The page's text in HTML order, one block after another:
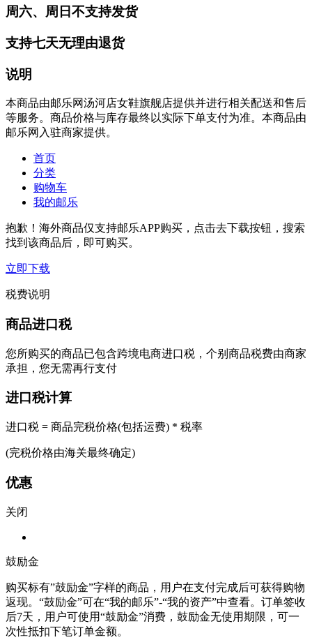
周六、周日不支持发货
支持七天无理由退货
说明
本商品由邮乐网汤河店女鞋旗舰店提供并进行相关配送和售后
等服务。商品价格与库存最终以实际下单支付为准。本商品由
邮乐网入驻商家提供。
首页
分类
购物车
我的邮乐
抱歉！海外商品仅支持邮乐APP购买，点击去下载按钮，搜索
找到该商品后，即可购买。
立即下载
税费说明
商品进口税
您所购买的商品已包含跨境电商进口税，个别商品税费由商家
承担，您无需再行支付
进口税计算
进口税 = 商品完税价格(包括运费) * 税率
(完税价格由海关最终确定)
优惠
关闭
鼓励金
购买标有”鼓励金”字样的商品，用户在支付完成后可获得购物
返现。“鼓励金”可在“我的邮乐”-“我的资产”中查看。订单签收
后7天，用户可使用“鼓励金”消费，鼓励金无使用期限，可一
次性抵扣下笔订单金额。